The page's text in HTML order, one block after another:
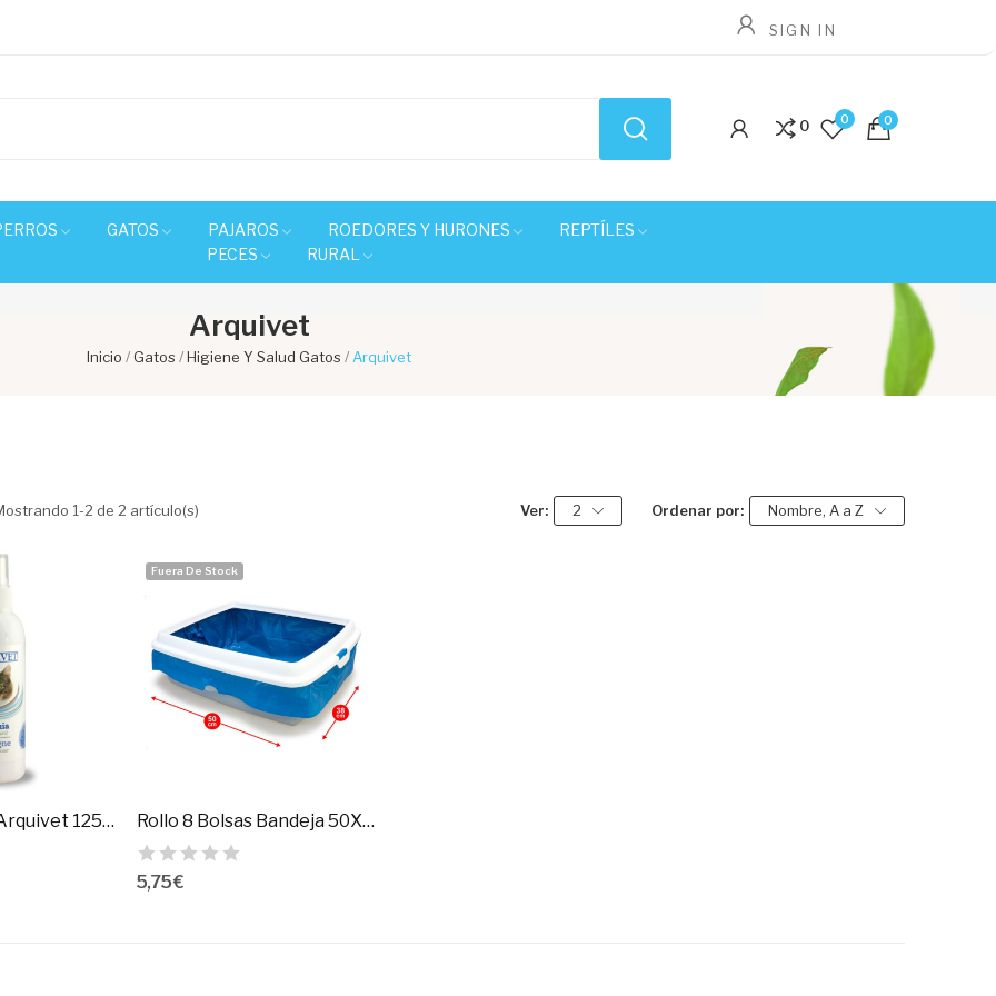
SIGN IN
0 0 0
GATOS PAJAROS ROEDORES Y HURONES
REPTÍLES
PECES
RURAL
Arquivet
Inicio Gatos Higiene Y Salud Gatos Arquivet
1-2 de 2 artículo(s) Ver: 2 Ordenar por: Nombre, A a Z
Colonia Gatos Arquivet 125 Ml.
Fuera De Stock
Rollo 8 Bolsas Bandeja 50X38,5Cm
5,75 €